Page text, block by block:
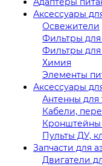
Аксессуары
Освежители
Фильтры
Фильтры
Химия
Элементы
Аксессуары
Антенны для
Кабели,
Кронштейны
Пульты ДУ,
Запчасти для
Двигатели